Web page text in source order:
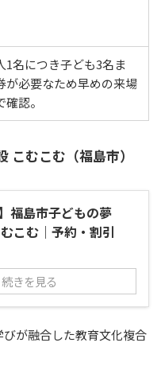
名につき子ども3名ま
が必要なため早めの来場
認。
こむこむ（福島市）
福島市子どもの夢
こむ｜予約・割引
続きを見る
が融合した教育文化複合